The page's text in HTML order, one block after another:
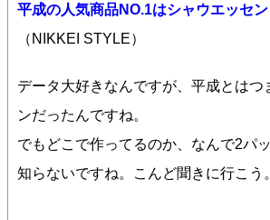
平成の人気商品NO.1はシャウエッセン
（NIKKEI STYLE）
データ大好きなんですが、平成とはつ
ンだったんですね。
でもどこで作ってるのか、なんで2パ
知らないですね。こんど聞きに行こう。